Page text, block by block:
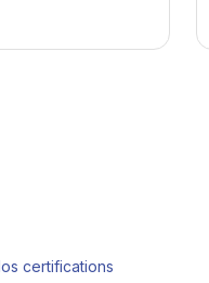
certifications